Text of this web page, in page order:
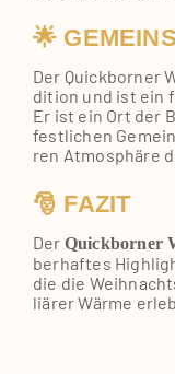
🌟
Der Quick­bor­ner
di­ti­on und ist ein
Er ist ein Ort der
fest­li­chen
ren Atmo­sphä­re
🎅 FAZIT
Der Quick­bor­ner
ber­haf­tes
die die
liä­rer Wär­me